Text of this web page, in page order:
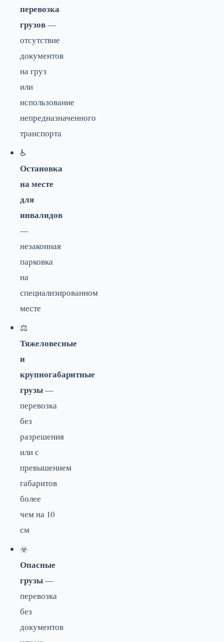
перевозка
грузов—
отсутствие
документов
на груз
или
использование
непредназначенного
транспорта
♿
Остановка
на месте
для
инвалидов
—
незаконная
парковка
на
специализированном
месте
⚖️
Тяжеловесные
и
крупногабаритные
грузы—
перевозка
без
разрешения
или с
превышением
габаритов
более
чем на 10
см
☣️
Опасные
грузы—
перевозка
без
документов